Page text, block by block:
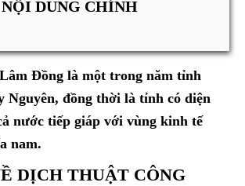
NỘI DUNG CHÍNH
Đồng là một trong năm tỉnh
Nguyên, đồng thời là tỉnh có diện
nước tiếp giáp với vùng kinh tế
nam.
DỊCH THUẬT CÔNG